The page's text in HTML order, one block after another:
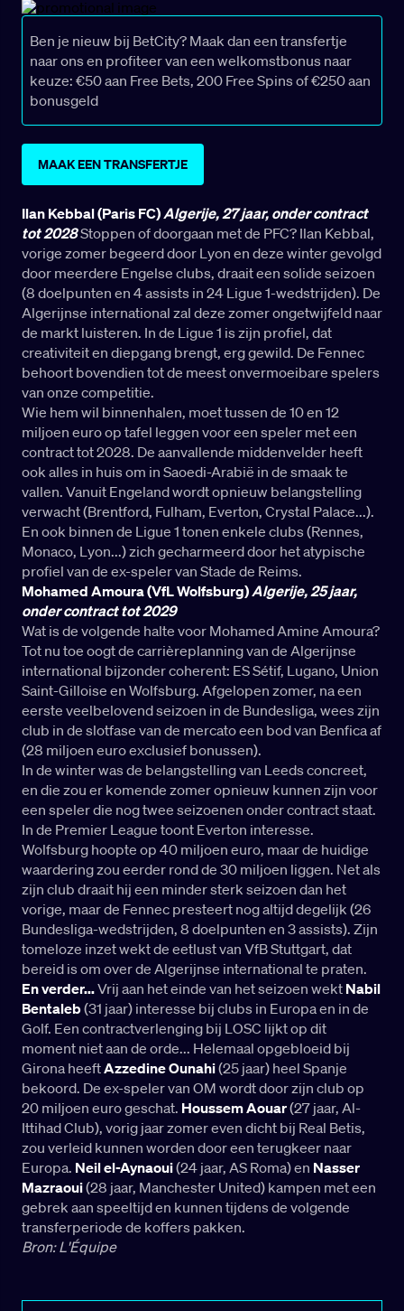
Ben je nieuw bij BetCity? Maak dan een transfertje
naar ons en profiteer van een welkomstbonus naar
keuze: €50 aan Free Bets, 200 Free Spins of €250 aan
bonusgeld
MAAK EEN TRANSFERTJE
Ilan Kebbal (Paris FC)Algerije, 27 jaar, onder contract
tot 2028Stoppen of doorgaan met de PFC? Ilan Kebbal,
vorige zomer begeerd door Lyon en deze winter gevolgd
door meerdere Engelse clubs, draait een solide seizoen
(8 doelpunten en 4 assists in 24 Ligue 1-wedstrijden). De
Algerijnse international zal deze zomer ongetwijfeld naar
de markt luisteren. In de Ligue 1 is zijn profiel, dat
creativiteit en diepgang brengt, erg gewild. De Fennec
behoort bovendien tot de meest onvermoeibare spelers
van onze competitie.
Wie hem wil binnenhalen, moet tussen de 10 en 12
miljoen euro op tafel leggen voor een speler met een
contract tot 2028. De aanvallende middenvelder heeft
ook alles in huis om in Saoedi-Arabië in de smaak te
vallen. Vanuit Engeland wordt opnieuw belangstelling
verwacht (Brentford, Fulham, Everton, Crystal Palace...).
En ook binnen de Ligue 1 tonen enkele clubs (Rennes,
Monaco, Lyon...) zich gecharmeerd door het atypische
profiel van de ex-speler van Stade de Reims.
Mohamed Amoura (VfL Wolfsburg)Algerije, 25 jaar,
onder contract tot 2029
Wat is de volgende halte voor Mohamed Amine Amoura?
Tot nu toe oogt de carrièreplanning van de Algerijnse
international bijzonder coherent: ES Sétif, Lugano, Union
Saint-Gilloise en Wolfsburg. Afgelopen zomer, na een
eerste veelbelovend seizoen in de Bundesliga, wees zijn
club in de slotfase van de mercato een bod van Benfica af
(28 miljoen euro exclusief bonussen).
In de winter was de belangstelling van Leeds concreet,
en die zou er komende zomer opnieuw kunnen zijn voor
een speler die nog twee seizoenen onder contract staat.
In de Premier League toont Everton interesse.
Wolfsburg hoopte op 40 miljoen euro, maar de huidige
waardering zou eerder rond de 30 miljoen liggen. Net als
zijn club draait hij een minder sterk seizoen dan het
vorige, maar de Fennec presteert nog altijd degelijk (26
Bundesliga-wedstrijden, 8 doelpunten en 3 assists). Zijn
tomeloze inzet wekt de eetlust van VfB Stuttgart, dat
bereid is om over de Algerijnse international te praten.
En verder...Vrij aan het einde van het seizoen wekt Nabil
Bentaleb(31 jaar) interesse bij clubs in Europa en in de
Golf. Een contractverlenging bij LOSC lijkt op dit
moment niet aan de orde... Helemaal opgebloeid bij
Girona heeftAzzedine Ounahi(25 jaar) heel Spanje
bekoord. De ex-speler van OM wordt door zijn club op
20 miljoen euro geschat. Houssem Aouar(27 jaar, Al-
Ittihad Club), vorig jaar zomer even dicht bij Real Betis,
zou verleid kunnen worden door een terugkeer naar
Europa. Neil el-Aynaoui(24 jaar, AS Roma) en Nasser
Mazraoui(28 jaar, Manchester United) kampen met een
gebrek aan speeltijd en kunnen tijdens de volgende
transferperiode de koffers pakken.
Bron: L'Équipe